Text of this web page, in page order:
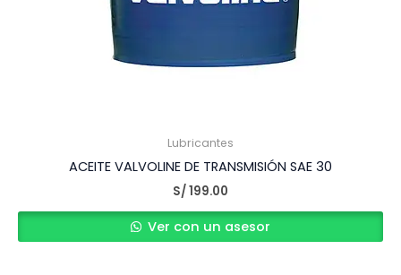
Lubricantes
ACEITE VALVOLINE DE TRANSMISIÓN SAE 30
S/199.00
Ver con un asesor